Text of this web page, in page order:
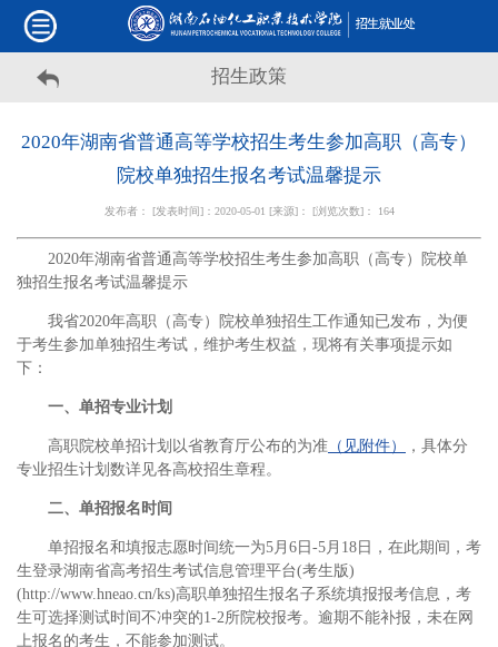
招生政策
2020年湖南省普通高等学校招生考生参加高职（高专）
院校单独招生报名考试温馨提示
发布者： [发表时间]：2020-05-01 [来源]： [浏览次数]： 164
2020年湖南省普通高等学校招生考生参加高职（高专）院校单
独招生报名考试温馨提示
我省2020年高职（高专）院校单独招生工作通知已发布，为便
于考生参加单独招生考试，维护考生权益，现将有关事项提示如
下：
一、单招专业计划
高职院校单招计划以省教育厅公布的为准 （见附件）
，具体分
专业招生计划数详见各高校招生章程。
二、单招报名时间
单招报名和填报志愿时间统一为5月6日-5月18日，在此期间，考
生登录湖南省高考招生考试信息管理平台(考生版)
(http://www.hneao.cn/ks)高职单独招生报名子系统填报报考信息，考
生可选择测试时间不冲突的1-2所院校报考。逾期不能补报，未在网
上报名的考生，不能参加测试。